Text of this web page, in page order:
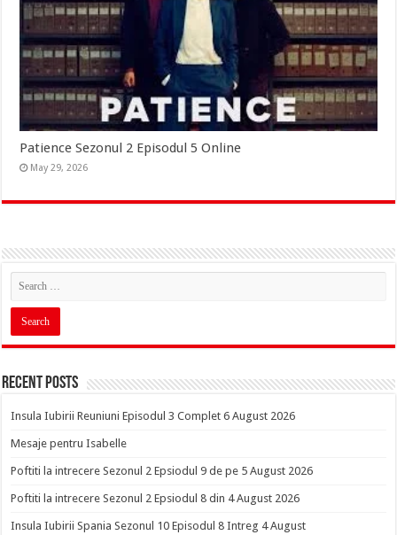
Patience Sezonul 2 Episodul 5 Online
May 29, 2026
Recent Posts
Insula Iubirii Reuniuni Episodul 3 Complet 6 August 2026
Mesaje pentru Isabelle
Poftiti la intrecere Sezonul 2 Epsiodul 9 de pe 5 August 2026
Poftiti la intrecere Sezonul 2 Epsiodul 8 din 4 August 2026
Insula Iubirii Spania Sezonul 10 Episodul 8 Intreg 4 August